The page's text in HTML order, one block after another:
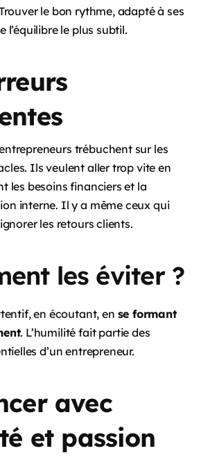
le bon rythme, adapté à ses
l’équilibre le plus subtil.
trébuchent sur les
Ils veulent aller trop vite en
les besoins financiers et la
interne. Il y a même ceux qui
les retours clients.
les éviter ?
en écoutant, en se formant
. L’humilité fait partie des
d’un entrepreneur.
avec
et passion